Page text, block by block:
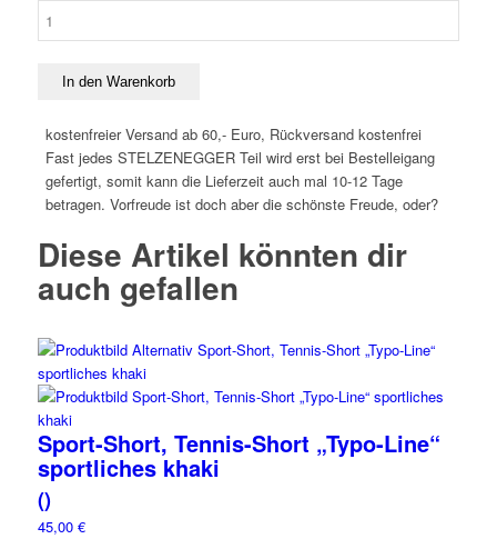
hellgrauIn den Warenkorb
kostenfreier Versand ab 60,- Euro, Rückversand kostenfrei
Fast jedes STELZENEGGER Teil wird erst bei Bestelleigang
gefertigt, somit kann die Lieferzeit auch mal 10-12 Tage
betragen. Vorfreude ist doch aber die schönste Freude, oder?
Diese Artikel könnten dir
auch gefallen
Sport-Short, Tennis-Short „Typo-Line“
sportliches khaki
()
45,00 €